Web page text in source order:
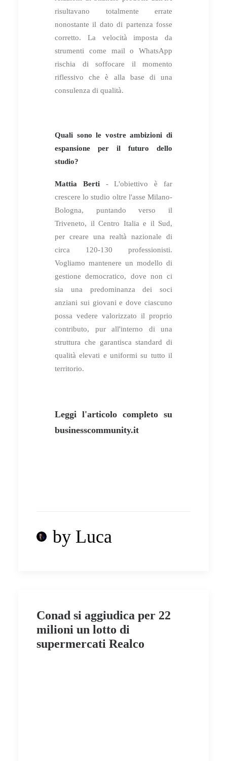
risultavano totalmente errate
nonostante il dato di partenza fosse
corretto. La velocità imposta da
strumenti come mail o WhatsApp
rischia di soffocare il momento
riflessivo che è alla base di una
consulenza di qualità.
Quali sono le vostre ambizioni di
espansione per il futuro dello
studio?
Mattia Berti- L'obiettivo è far
crescere lo studio oltre l'asse Milano-
Bologna, puntando verso il
Triveneto, il Centro Italia e il Sud,
per creare una realtà nazionale di
circa 120-130 professionisti.
Vogliamo mantenere un modello di
gestione democratico, dove non ci
sia una predominanza dei soci
anziani sui giovani e dove ciascuno
possa vedere valorizzato il proprio
contributo, pur all'interno di una
struttura che garantisca standard di
qualità elevati e uniformi su tutto il
territorio.
Leggi l'articolo completo su
businesscommunity.it
by Luca
Conad si aggiudica per 22
milioni un lotto di
supermercati Realco